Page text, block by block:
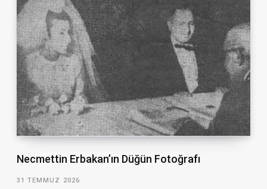
Necmettin Erbakan’ın Düğün Fotoğrafı
31 TEMMUZ 2026